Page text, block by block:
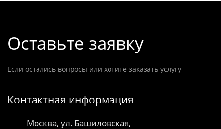
Оставьте заявку
Если остались вопросы или хотите заказать услугу
Контактная информация
Москва, ул. Башиловская,